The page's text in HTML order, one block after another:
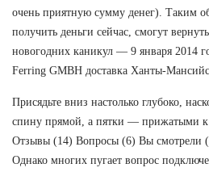
очень приятную сумму денег). Таким
получить деньги сейчас, смогут
новогодних каникул — 9 января 2014
Ferring GMBH доставка Ханты-
Присядьте вниз настолько глубоко,
спину прямой, а пятки — прижатыми к
Отзывы (14) Вопросы (6) Вы смотрели
Однако многих пугает вопрос